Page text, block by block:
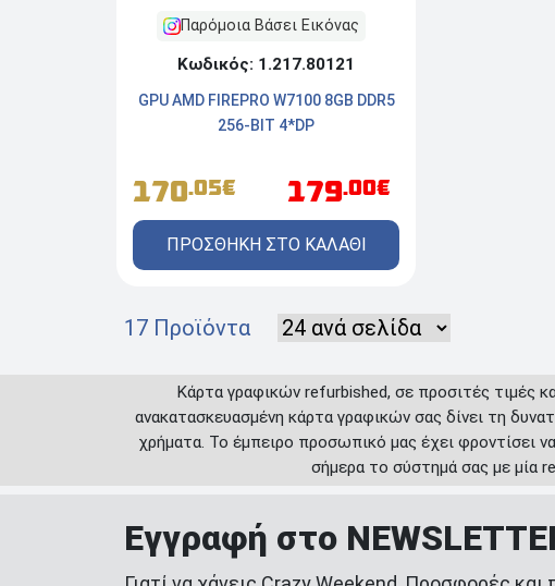
Παρόμοια Βάσει Εικόνας
Κωδικός: 1.217.80121
GPU AMD FIREPRO W7100 8GB DDR5
256-BIT 4*DP
170.05€ 179.00€
ΠΡΟΣΘΗΚΗ ΣΤΟ ΚΑΛΑΘΙ
17 Προϊόντα
Κάρτα γραφικών refurbished, σε προσιτές τιμές
ανακατασκευασμένη κάρτα γραφικών σας δίνει τη
χρήματα. Το έμπειρο προσωπικό μας έχει φροντίσει
σήμερα το σύστημά σας με μία
Εγγραφή στο